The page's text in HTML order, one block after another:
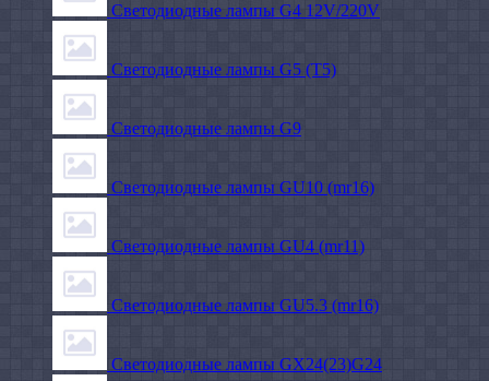
Светодиодные лампы G4 12V/220V
Светодиодные лампы G5 (T5)
Светодиодные лампы G9
Светодиодные лампы GU10 (mr16)
Светодиодные лампы GU4 (mr11)
Светодиодные лампы GU5.3 (mr16)
Светодиодные лампы GX24(23)G24